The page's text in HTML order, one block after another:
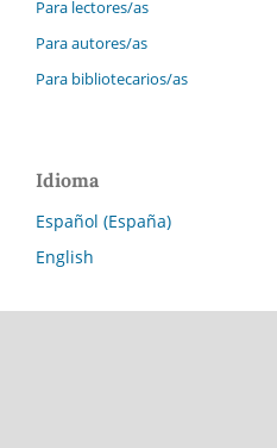
Para lectores/as
Para autores/as
Para bibliotecarios/as
Idioma
Español (España)
English